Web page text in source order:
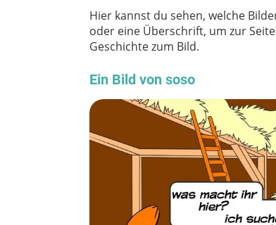
Hier kannst du sehen, welche
oder eine Überschrift, um zur
Geschichte zum Bild.
Ein Bild von soso